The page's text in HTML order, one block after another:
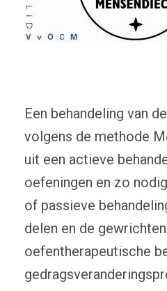
Een behandeling van
volgens de methode
uit een actieve
oefeningen en zo
of passieve
delen en de
oefentherapeutische